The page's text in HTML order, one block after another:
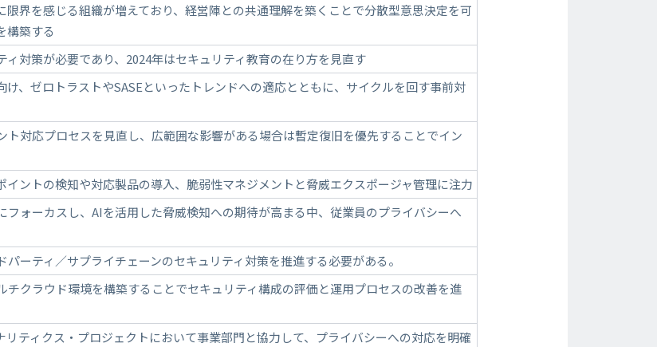
限界を感じる組織が増えており、経営陣との共通理解を築くことで分散型意思決定を可
構築する
ィ対策が必要であり、2024年はセキュリティ教育の在り方を見直す
け、ゼロトラストやSASEといったトレンドへの適応とともに、サイクルを回す事前対
ト対応プロセスを見直し、広範囲な影響がある場合は暫定復旧を優先することでイン
イントの検知や対応製品の導入、脆弱性マネジメントと脅威エクスポージャ管理に注力
フォーカスし、AIを活用した脅威検知への期待が高まる中、従業員のプライバシーへ
ーティ／サプライチェーンのセキュリティ対策を推進する必要がある。
チクラウド環境を構築することでセキュリティ構成の評価と運用プロセスの改善を進
リティクス・プロジェクトにおいて事業部門と協力して、プライバシーへの対応を明確